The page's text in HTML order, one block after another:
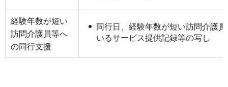
経験年数が短い
訪問介護員等へ
の同⾏⽀援
同⾏⽇、経験年数が短い訪問介護
いるサービス提供記録等の写し